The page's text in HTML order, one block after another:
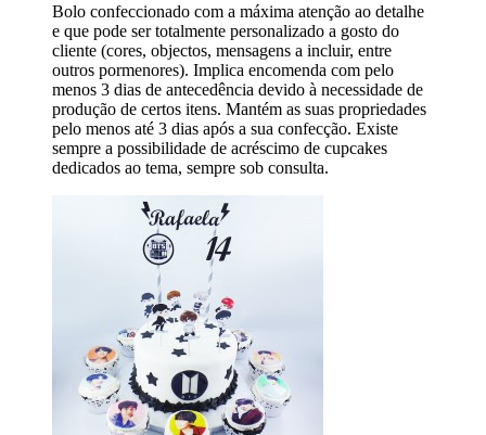
Bolo confeccionado com a máxima atenção ao detalhe
e que pode ser totalmente personalizado a gosto do
cliente (cores, objectos, mensagens a incluir, entre
outros pormenores). Implica encomenda com pelo
menos 3 dias de antecedência devido à necessidade de
produção de certos itens. Mantém as suas propriedades
pelo menos até 3 dias após a sua confecção. Existe
sempre a possibilidade de acréscimo de cupcakes
dedicados ao tema, sempre sob consulta.